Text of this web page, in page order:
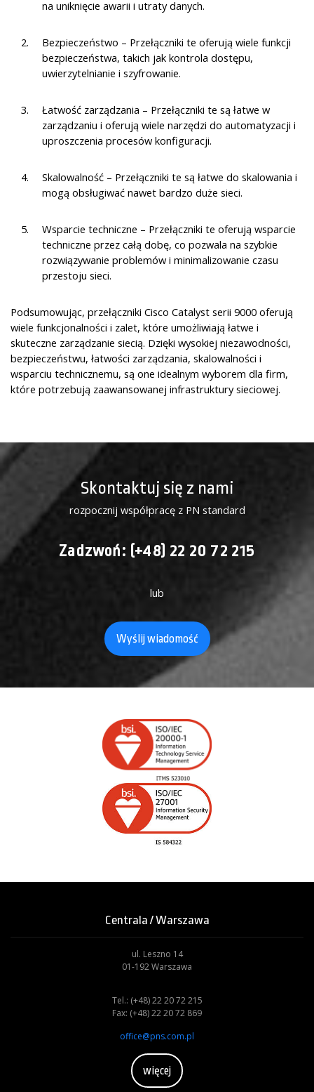
na uniknięcie awarii i utraty danych.
Bezpieczeństwo – Przełączniki te oferują wiele funkcji
bezpieczeństwa, takich jak kontrola dostępu,
uwierzytelnianie i szyfrowanie.
Łatwość zarządzania – Przełączniki te są łatwe w
zarządzaniu i oferują wiele narzędzi do automatyzacji i
uproszczenia procesów konfiguracji.
Skalowalność – Przełączniki te są łatwe do skalowania i
mogą obsługiwać nawet bardzo duże sieci.
Wsparcie techniczne – Przełączniki te oferują wsparcie
techniczne przez całą dobę, co pozwala na szybkie
rozwiązywanie problemów i minimalizowanie czasu
przestoju sieci.
Podsumowując, przełączniki Cisco Catalyst serii 9000 oferują
wiele funkcjonalności i zalet, które umożliwiają łatwe i
skuteczne zarządzanie siecią. Dzięki wysokiej niezawodności,
bezpieczeństwu, łatwości zarządzania, skalowalności i
wsparciu technicznemu, są one idealnym wyborem dla firm,
które potrzebują zaawansowanej infrastruktury sieciowej.
Skontaktuj się z nami
rozpocznij współpracę z PN standard
Zadzwoń: (+48) 22 20 72 215
lub
Wyślij wiadomość
Centrala / Warszawa
ul. Leszno 14
01-192 Warszawa
Tel.: (+48) 22 20 72 215
Fax: (+48) 22 20 72 869
office@pns.com.pl
więcej